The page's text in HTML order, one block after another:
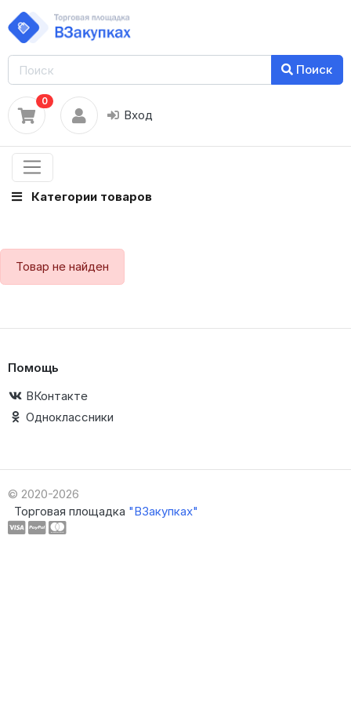
Поиск
0
Вход
Категории товаров
Товар не найден
Помощь
ВКонтакте
Одноклассники
© 2020-2026
Торговая площадка "ВЗакупках"